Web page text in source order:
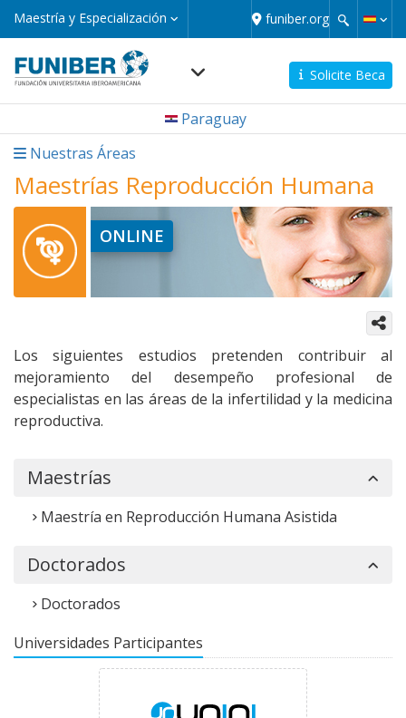
Pasar
principal
Maestría y Especialización
Maestría
y
funiber.org
Solicite Beca
Navegación
micro
Paraguay
Nuestras Áreas
Maestrías Reproducción Humana
ONLINE
Los siguientes estudios pretenden contribuir al
mejoramiento del desempeño profesional de
especialistas en las áreas de la infertilidad y la medicina
reproductiva.
Maestrías
Maestría en Reproducción Humana Asistida
Doctorados
Doctorados
Universidades Participantes